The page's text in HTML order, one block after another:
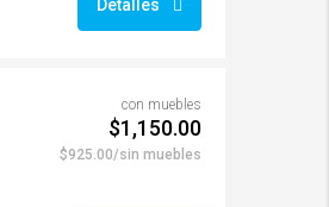
Detalles
con muebles
$1,150.00
$925.00/sin muebles